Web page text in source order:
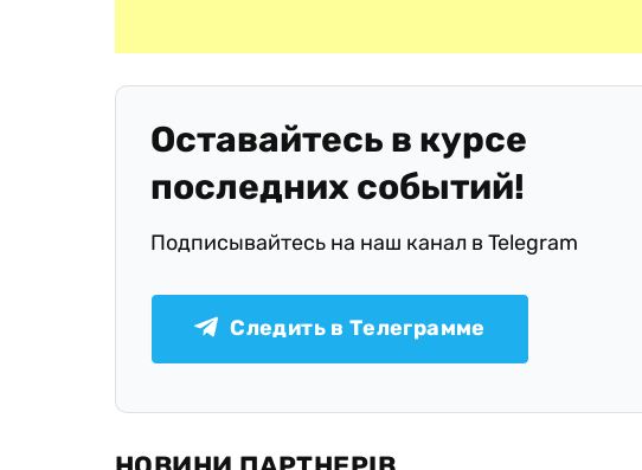
Оставайтесь в курсе
последних событий!
Подписывайтесь на наш канал в Telegram
Следить в Телеграмме